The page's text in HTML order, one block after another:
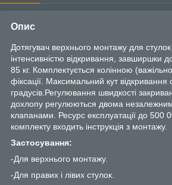
Опис
Дотягувач верхнього монтажу для
інтенсивністю відкривання, завширшки
85 кг. Комплектується колінною
фіксації. Максимальний кут відкривання
градусів.Регулювання швидкості
дохлопу регулюються двома
клапанами. Ресурс експлуатації до 500
комплекту входить інструкція з монтажу.
Застосування:
-Для верхнього монтажу.
-Для правих і лівих стулок.